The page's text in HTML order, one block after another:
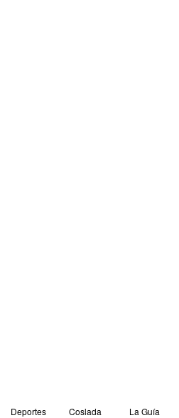
Deportes Coslada La Guía